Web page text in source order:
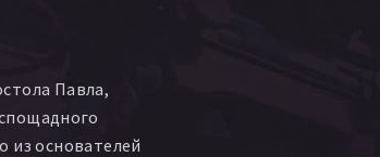
Павла,
из основателей